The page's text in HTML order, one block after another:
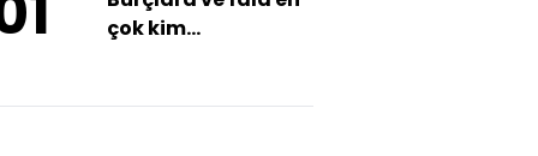
çok kim